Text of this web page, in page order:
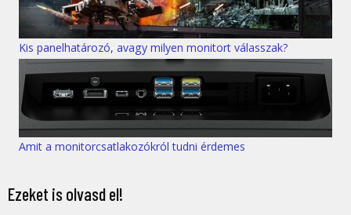
Kis panelhatározó, avagy milyen monitort válasszak?
Amit a monitorcsatlakozókról tudni érdemes
Ezeket is olvasd el!